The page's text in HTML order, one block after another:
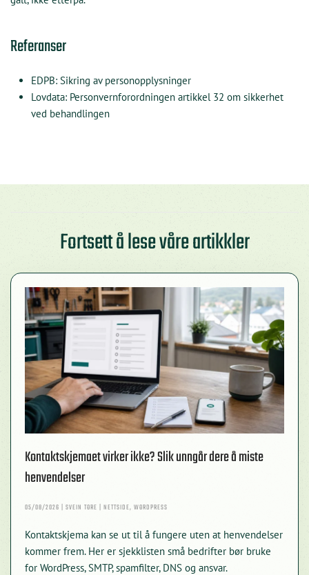
Referanser
EDPB: Sikring av personopplysninger
Lovdata: Personvernforordningen artikkel 32 om sikkerhet
ved behandlingen
Fortsett å lese våre artikkler
Kontaktskjemaet virker ikke? Slik unngår dere å miste
henvendelser
05/08/2026 | SVEIN TORE | NETTSIDE, WORDPRESS
Kontaktskjema kan se ut til å fungere uten at henvendelser
kommer frem. Her er sjekklisten små bedrifter bør bruke
for WordPress, SMTP, spamfilter, DNS og ansvar.